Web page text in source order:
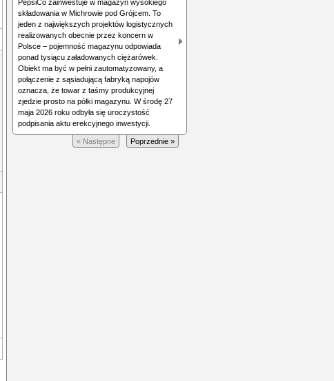
PepsiCo zainwestuje w magazyn wysokiego
składowania w Michrowie pod Grójcem. To
jeden z największych projektów logistycznych
realizowanych obecnie przez koncern w
Polsce – pojemność magazynu odpowiada
ponad tysiącu załadowanych ciężarówek.
Obiekt ma być w pełni zautomatyzowany, a
połączenie z sąsiadującą fabryką napojów
oznacza, że towar z taśmy produkcyjnej
zjedzie prosto na półki magazynu. W środę 27
maja 2026 roku odbyła się uroczystość
podpisania aktu erekcyjnego inwestycji.
Poprzednie »
« Następne